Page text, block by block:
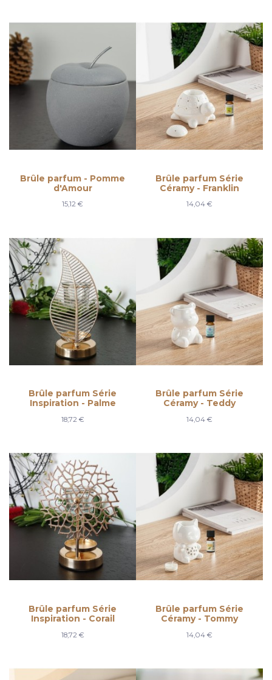
Brûle parfum - Pomme
d'Amour
15,12 €
Brûle parfum Série
Céramy - Franklin
14,04 €
Brûle parfum Série
Inspiration - Palme
18,72 €
Brûle parfum Série
Céramy - Teddy
14,04 €
Brûle parfum Série
Inspiration - Corail
18,72 €
Brûle parfum Série
Céramy - Tommy
14,04 €